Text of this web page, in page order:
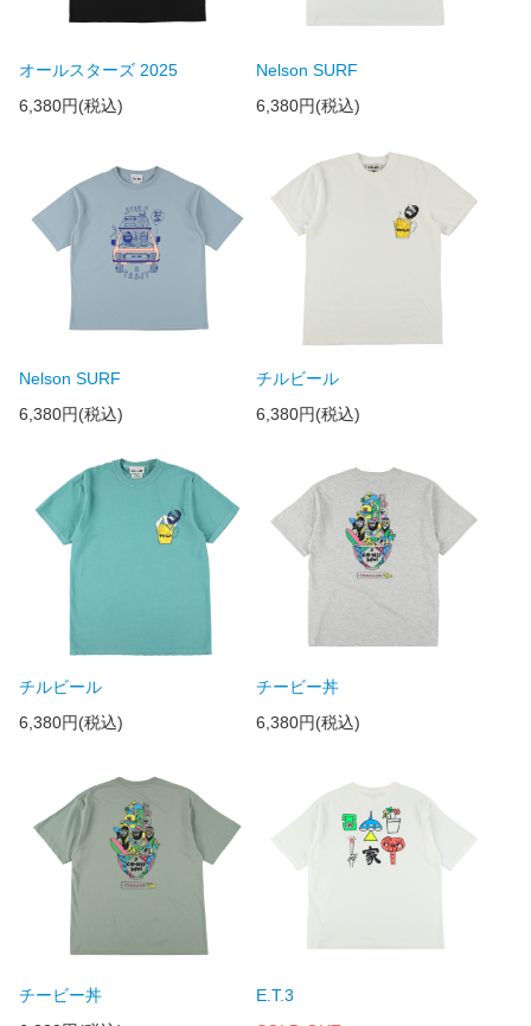
オールスターズ 2025
6,380円(税込)
Nelson SURF
6,380円(税込)
Nelson SURF
6,380円(税込)
チルビール
6,380円(税込)
チルビール
6,380円(税込)
チービー丼
6,380円(税込)
チービー丼
E.T.3